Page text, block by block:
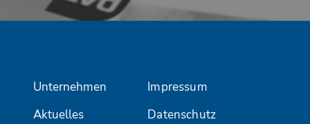
Unternehmen
Aktuelles
Impressum
Datenschutz